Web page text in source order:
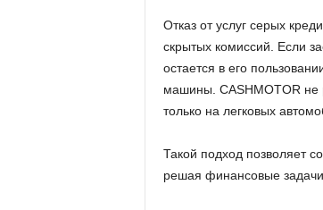
Отказ от услуг серых
скрытых комиссий. Если
остается в его
машины. CASHMOTOR не
только на легковых
Такой подход позволяет
решая финансовые